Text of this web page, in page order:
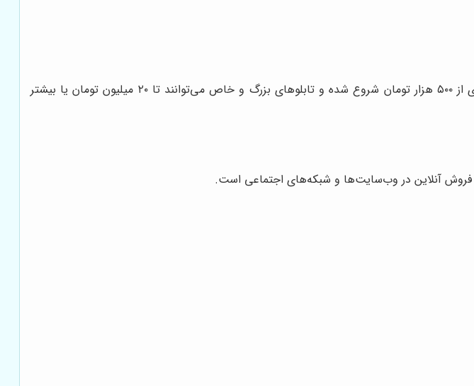
قیمت تابلوها بسته به جنس، اندازه، سبک و برند متفاوت است. در تهران، تابلوهای کوچک دیواری از ۵۰۰ هزار تومان شروع شده و تابلوهای بزرگ و خاص می‌توانند تا ۲۰ میلیون تومان یا بیشتر
و فروش آنلاین در وب‌سایت‌ها و شبکه‌های اجتماعی است.